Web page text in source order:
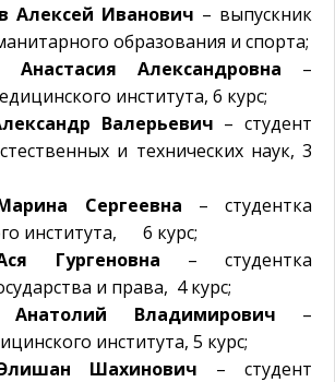
Алексей Иванович – выпускник
образования и спорта;
Анастасия Александровна –
института, 6 курс;
Валерьевич – студент
и технических наук, 3
Сергеевна – студентка
института, 6 курс;
Гургеновна – студентка
и права, 4 курс;
Анатолий Владимирович –
института, 5 курс;
Шахинович – студент